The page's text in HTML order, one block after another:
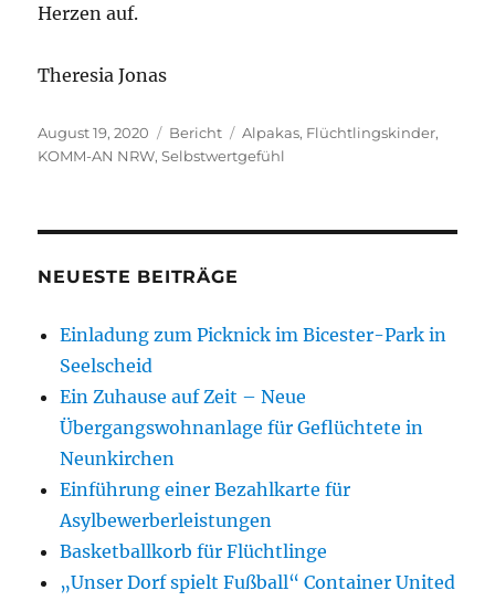
Herzen auf.
Theresia Jonas
Veröffentlicht
am
August 19, 2020 Kategorien
Bericht Schlagwörter
Alpakas, Flüchtlingskinder,
KOMM-AN NRW,Selbstwertgefühl
NEUESTE BEITRÄGE
Einladung zum Picknick im Bicester-Park in
Seelscheid
Ein Zuhause auf Zeit – Neue
Übergangswohnanlage für Geflüchtete in
Neunkirchen
Einführung einer Bezahlkarte für
Asylbewerberleistungen
Basketballkorb für Flüchtlinge
„Unser Dorf spielt Fußball“ Container United